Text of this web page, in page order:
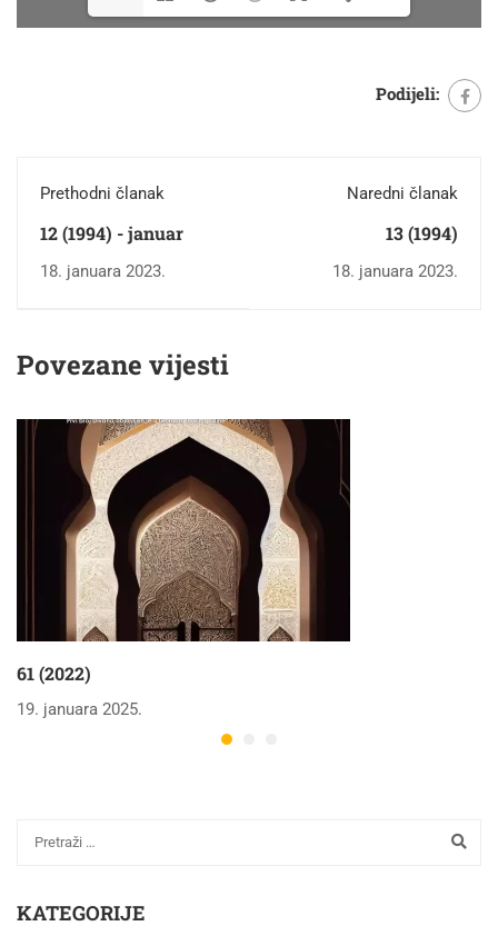
Podijeli:
Prethodni članak
12 (1994) - januar
18. januara 2023.
Naredni članak
13 (1994)
18. januara 2023.
Povezane vijesti
61 (2022)
19. januara 2025.
KATEGORIJE